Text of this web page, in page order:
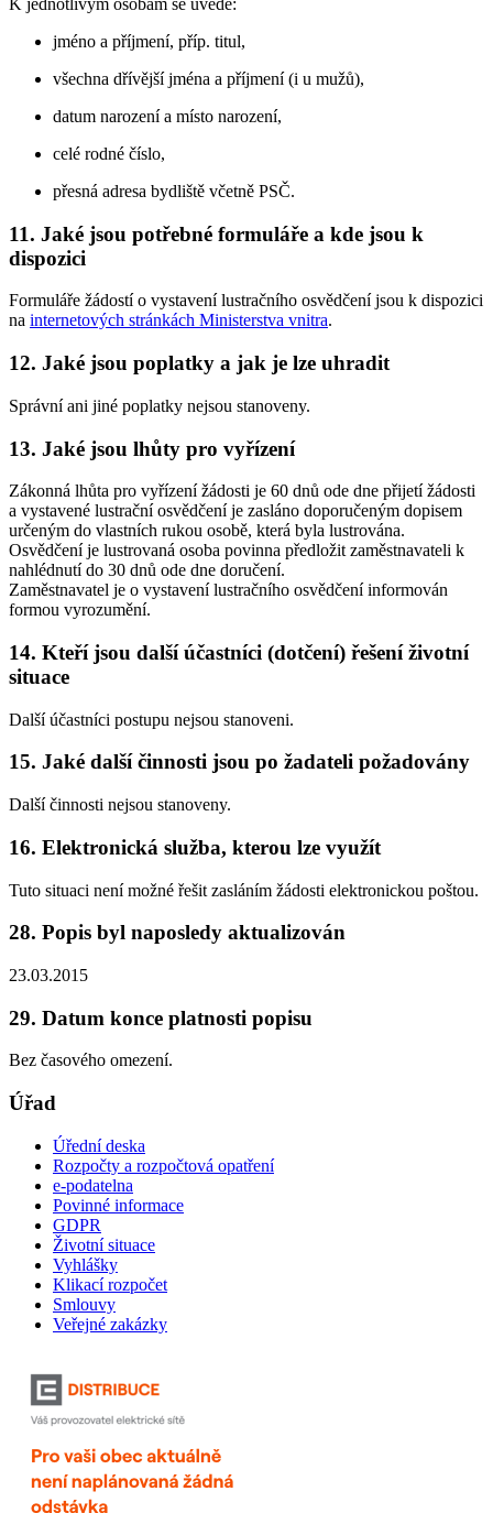
K jednotlivým osobám se uvede:
jméno a příjmení, příp. titul,
všechna dřívější jména a příjmení (i u mužů),
datum narození a místo narození,
celé rodné číslo,
přesná adresa bydliště včetně PSČ.
11. Jaké jsou potřebné formuláře a kde jsou k
dispozici
Formuláře žádostí o vystavení lustračního osvědčení jsou k dispozici
na internetových stránkách Ministerstva vnitra.
12. Jaké jsou poplatky a jak je lze uhradit
Správní ani jiné poplatky nejsou stanoveny.
13. Jaké jsou lhůty pro vyřízení
Zákonná lhůta pro vyřízení žádosti je 60 dnů ode dne přijetí žádosti
a vystavené lustrační osvědčení je zasláno doporučeným dopisem
určeným do vlastních rukou osobě, která byla lustrována.
Osvědčení je lustrovaná osoba povinna předložit zaměstnavateli k
nahlédnutí do 30 dnů ode dne doručení.
Zaměstnavatel je o vystavení lustračního osvědčení informován
formou vyrozumění.
14. Kteří jsou další účastníci (dotčení) řešení životní
situace
Další účastníci postupu nejsou stanoveni.
15. Jaké další činnosti jsou po žadateli požadovány
Další činnosti nejsou stanoveny.
16. Elektronická služba, kterou lze využít
Tuto situaci není možné řešit zasláním žádosti elektronickou poštou.
28. Popis byl naposledy aktualizován
23.03.2015
29. Datum konce platnosti popisu
Bez časového omezení.
Úřad
Úřední deska
Rozpočty a rozpočtová opatření
e-podatelna
Povinné informace
GDPR
Životní situace
Vyhlášky
Klikací rozpočet
Smlouvy
Veřejné zakázky